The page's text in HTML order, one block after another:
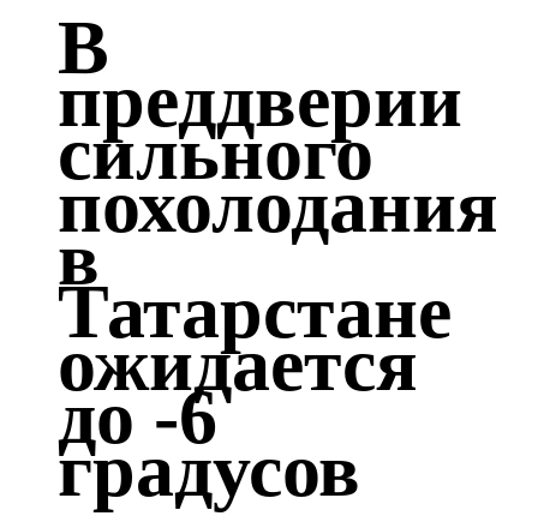
Кадыбаш
105,2 FM
Казан
91,5 FM
Кайбыч
106,1 FM
Кама тамагы
71,51 FM
Кукмара
107,9 FM
В
преддверии
сильного
похолодания
в
Татарстане
ожидается
до -6
градусов